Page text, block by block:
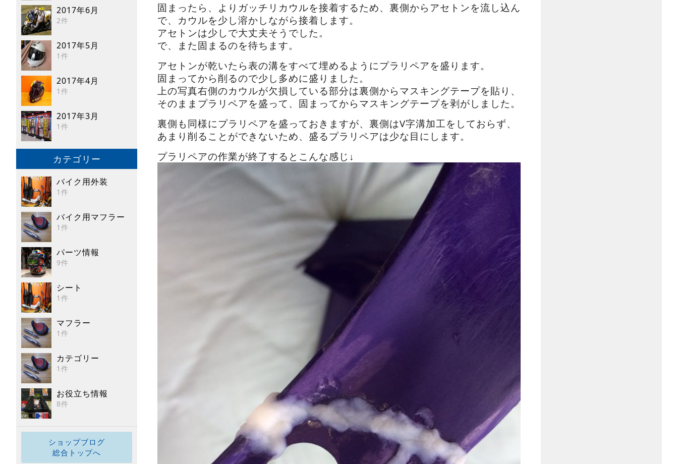
2017年6月
2件
2017年5月
1件
2017年4月
1件
2017年3月
1件
カテゴリー
バイク用外装
1件
バイク用マフラー
1件
パーツ情報
9件
シート
1件
マフラー
1件
カテゴリー
1件
お役立ち情報
8件
ショップブログ
総合トップへ
固まったら、よりガッチリカウルを接着するため、裏側からアセトンを流し込ん
で、カウルを少し溶かしながら接着します。
アセトンは少しで大丈夫そうでした。
で、また固まるのを待ちます。
アセトンが乾いたら表の溝をすべて埋めるようにプラリペアを盛ります。
固まってから削るので少し多めに盛りました。
上の写真右側のカウルが欠損している部分は裏側からマスキングテープを貼り、
そのままプラリペアを盛って、固まってからマスキングテープを剥がしました。
裏側も同様にプラリペアを盛っておきますが、裏側はV字溝加工をしておらず、
あまり削ることができないため、盛るプラリペアは少な目にします。
プラリペアの作業が終了するとこんな感じ↓